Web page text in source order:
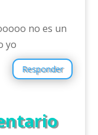
no es un
yo
Responder